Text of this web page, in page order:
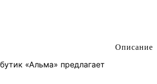
Описание
«Альма» предлагает